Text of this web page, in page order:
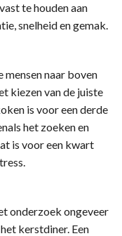
te houden aan
snelheid en gemak.
naar boven
kiezen van de juiste
is voor een derde
het zoeken en
is voor een kwart
onderzoek ongeveer
kerstdiner. Een